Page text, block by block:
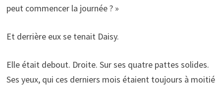
peut commencer la journée ? »
Et derrière eux se tenait Daisy.
Elle était debout. Droite. Sur ses quatre pattes solides.
Ses yeux, qui ces derniers mois étaient toujours à moitié